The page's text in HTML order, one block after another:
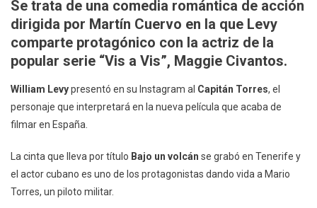
Capitán
Torres,
Su
Personaje
Película
Volcán»
Se trata de una comedia romántica de acción
dirigida por Martín Cuervo en la que Levy
comparte protagónico con la actriz de la
popular serie “Vis a Vis”, Maggie Civantos.
William Levypresentó en su Instagram al Capitán Torres, el
personaje que interpretará en la nueva película que acaba de
filmar en España.
La cinta que lleva por título Bajo un volcán se grabó en Tenerife y
el actor cubano es uno de los protagonistas dando vida a Mario
Torres, un piloto militar.